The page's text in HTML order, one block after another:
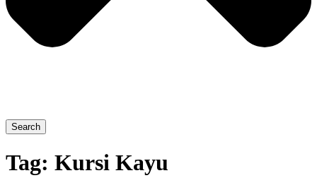
Search
Tag: Kursi Kayu